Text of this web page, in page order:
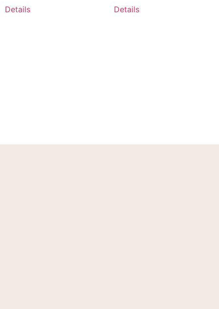
Details Details